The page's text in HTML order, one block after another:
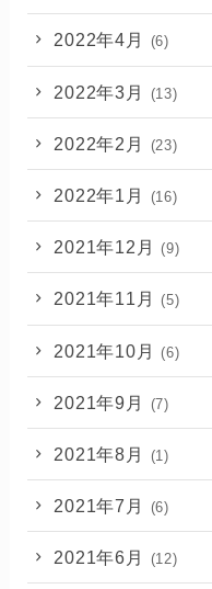
2022年4月 (6)
2022年3月 (13)
2022年2月 (23)
2022年1月 (16)
2021年12月 (9)
2021年11月 (5)
2021年10月 (6)
2021年9月 (7)
2021年8月 (1)
2021年7月 (6)
2021年6月 (12)